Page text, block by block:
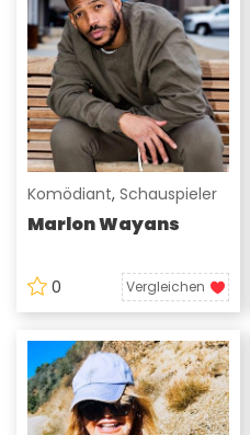
Komödiant, Schauspieler
Marlon Wayans
0 Vergleichen